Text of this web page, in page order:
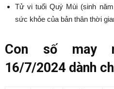
Tử vi tuổi Quý Mùi (sinh
sức khỏe của bản thân thời
Con số may
16/7/2024 dành